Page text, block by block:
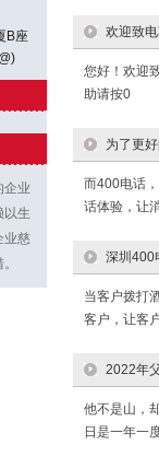
B座
企业
以生
业慈
欢迎致
您好！欢迎
助请按0
为了更
而400电话
话体验，让
深圳400
当客户拨打
客户，让客
2022年
他不是山，
日是一年一